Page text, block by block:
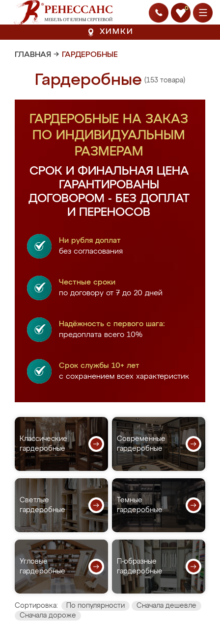
0
ХИМКИ
ГЛАВНАЯ → ГАРДЕРОБНЫЕ
Гардеробные (153 товара)
ГАРДЕРОБНЫЕ НА ЗАКАЗ
ПО ИНДИВИДУАЛЬНЫМ
РАЗМЕРАМ
СРОК И ФИНАЛЬНАЯ ЦЕНА
ГАРАНТИРОВАНЫ
ДОГОВОРОМ - БЕЗ ДОПЛАТ
И ПЕРЕНОСОВ
Ни рубля доплат
без согласования
Честные сроки
по договору от 7 до 20 дней
Надёжность с первого шага:
предоплата всего 10%
Срок службы 10+ лет
с сохранением всех характеристик
Классические
гардеробные
Современные
гардеробные
Светлые
гардеробные
Темные
гардеробные
Угловые
гардеробные
П-образные
гардеробные
Сортировка: По популярности
Сначала дешевле
Сначала дороже